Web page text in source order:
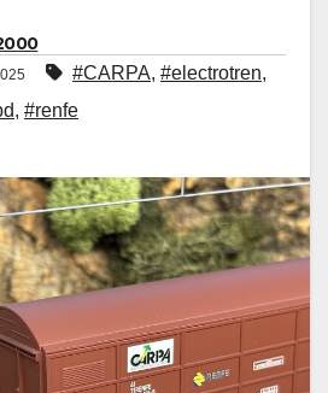
#CARPA, #electrotren,
, #renfe